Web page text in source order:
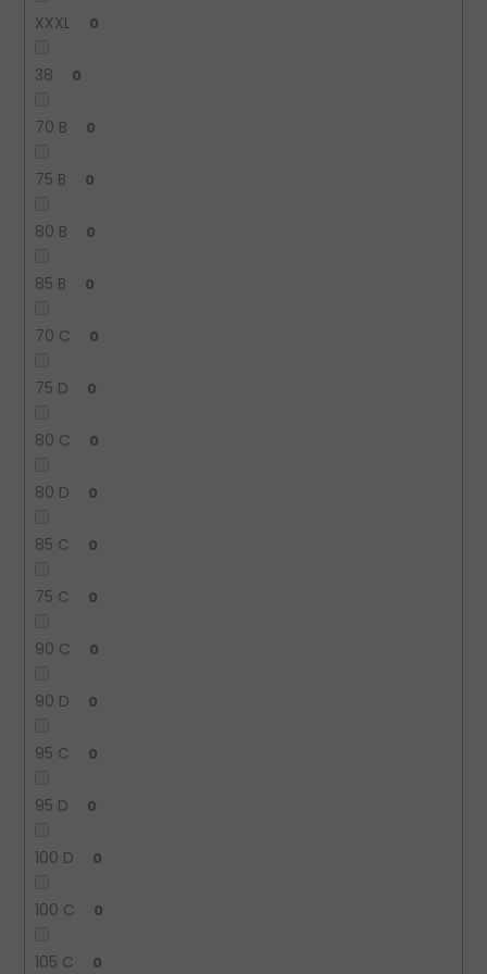
XXXL 0
38 0
70 B 0
75 B 0
80 B 0
85 B 0
70 C 0
75 D 0
80 C 0
80 D 0
85 C 0
75 C 0
90 C 0
90 D 0
95 C 0
95 D 0
100 D 0
100 C 0
105 C 0